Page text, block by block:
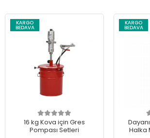
KARGO
BEDAVA
16 kg Kova için Gres
Pompası Setleri
KARGO
BEDAVA
Halka